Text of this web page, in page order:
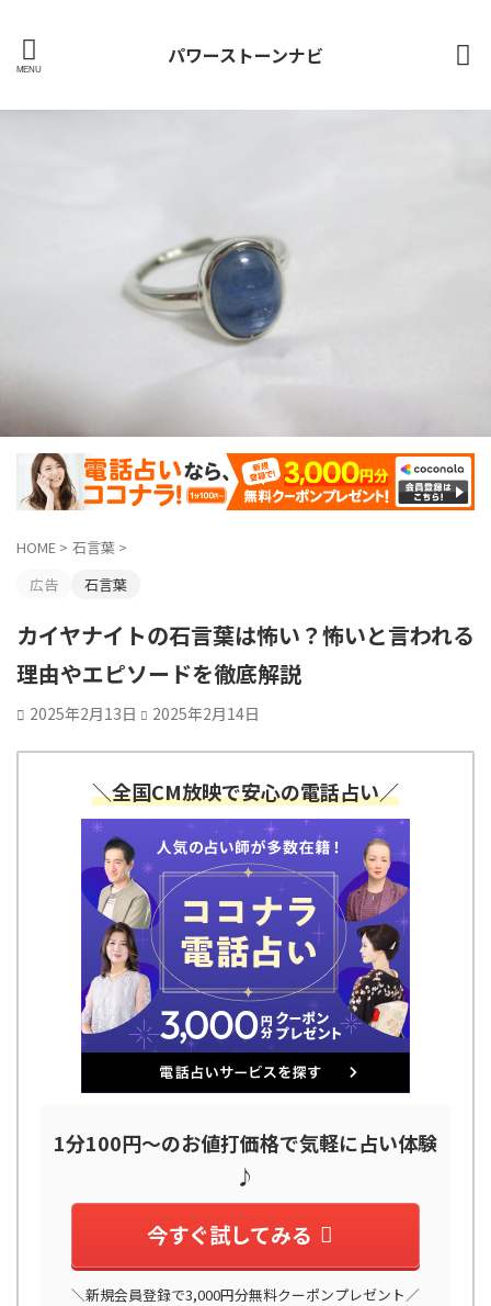
パワーストーンナビ
HOME > 石言葉 >
広告
石言葉
カイヤナイトの石言葉は怖い？怖いと言われる
理由やエピソードを徹底解説
2025年2月13日 2025年2月14日
＼全国CM放映で安心の電話占い／
1分100円～のお値打価格で気軽に占い体験
♪
今すぐ試してみる
＼新規会員登録で3,000円分無料クーポンプレゼント／